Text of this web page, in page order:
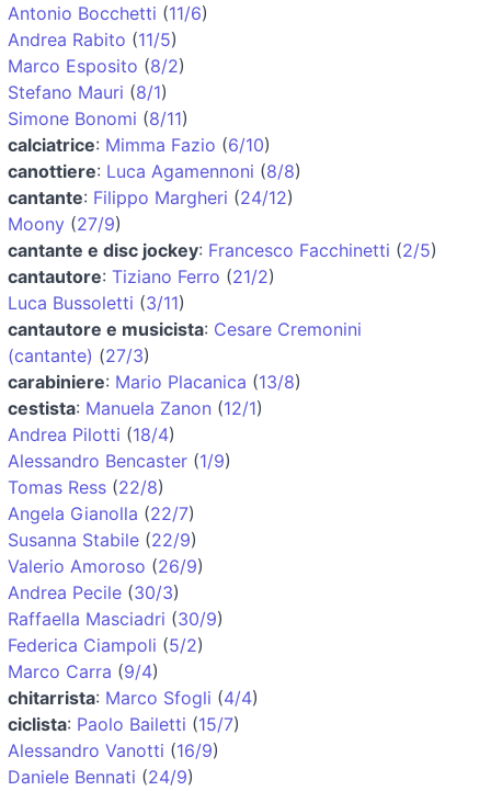
Antonio Bocchetti (11/6)
Andrea Rabito (11/5)
Marco Esposito (8/2)
Stefano Mauri (8/1)
Simone Bonomi (8/11)
calciatrice: Mimma Fazio (6/10)
canottiere: Luca Agamennoni (8/8)
cantante: Filippo Margheri (24/12)
Moony (27/9)
cantante e disc jockey: Francesco Facchinetti (2/5)
cantautore: Tiziano Ferro (21/2)
Luca Bussoletti (3/11)
cantautore e musicista: Cesare Cremonini
(cantante) (27/3)
carabiniere: Mario Placanica (13/8)
cestista: Manuela Zanon (12/1)
Andrea Pilotti (18/4)
Alessandro Bencaster (1/9)
Tomas Ress (22/8)
Angela Gianolla (22/7)
Susanna Stabile (22/9)
Valerio Amoroso (26/9)
Andrea Pecile (30/3)
Raffaella Masciadri (30/9)
Federica Ciampoli (5/2)
Marco Carra (9/4)
chitarrista: Marco Sfogli (4/4)
ciclista: Paolo Bailetti (15/7)
Alessandro Vanotti (16/9)
Daniele Bennati (24/9)